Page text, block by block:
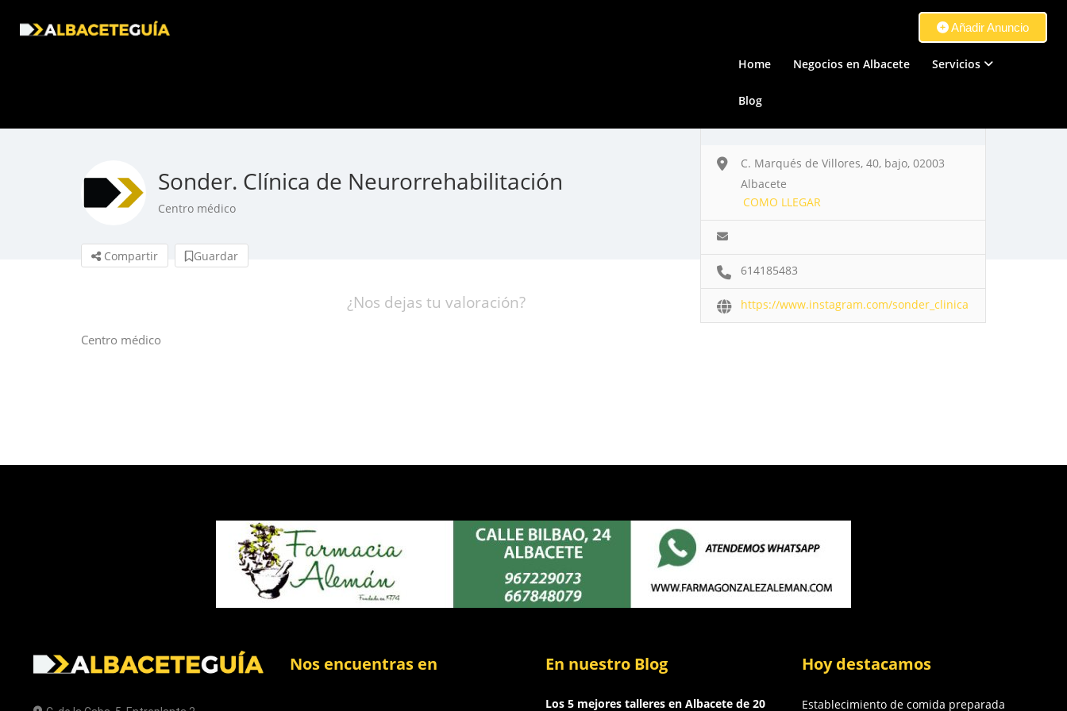
Añadir Anuncio
Home Negocios en Albacete Servicios
Blog
Sonder. Clínica de Neurorrehabilitación
Centro médico
Compartir Guardar
¿Nos dejas tu valoración?
Centro médico
C. Marqués de Villores, 40, bajo, 02003
Albacete
COMO LLEGAR
614185483
https://www.instagram.com/sonder_clinica
Nos encuentras en En nuestro Blog
Los 5 mejores talleres en Albacete de 20
Hoy destacamos
Establecimiento de comida preparada